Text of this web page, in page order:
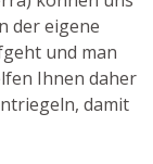
der eigene
und man
Ihnen daher
damit